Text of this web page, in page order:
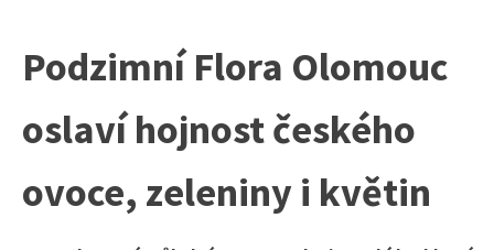
Podzimní Flora Olomouc
oslaví hojnost českého
ovoce, zeleniny i květin